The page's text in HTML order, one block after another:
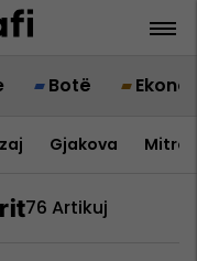
Botë
Gjakova
76 Artikuj